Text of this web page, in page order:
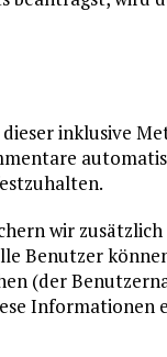
inklusive
wir
Benutzer
(der
Informationen